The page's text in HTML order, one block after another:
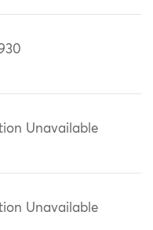
Unavailable
Unavailable